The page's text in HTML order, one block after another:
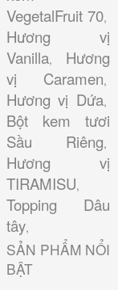
VegetalFruit 70,
Hương vị
Vanilla, Hương
vị Caramen,
Hương vị Dứa,
Bột kem tươi
Sầu Riêng,
Hương vị
TIRAMISU,
Topping Dâu
tây,
SẢN PHẨM NỔI
BẬT